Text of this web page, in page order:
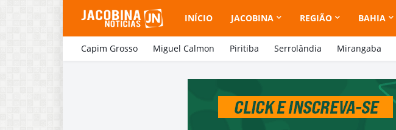
INÍCIO JACOBINA REGIÃO BAHIA
Capim Grosso Miguel Calmon Piritiba Serrolândia Mirangaba